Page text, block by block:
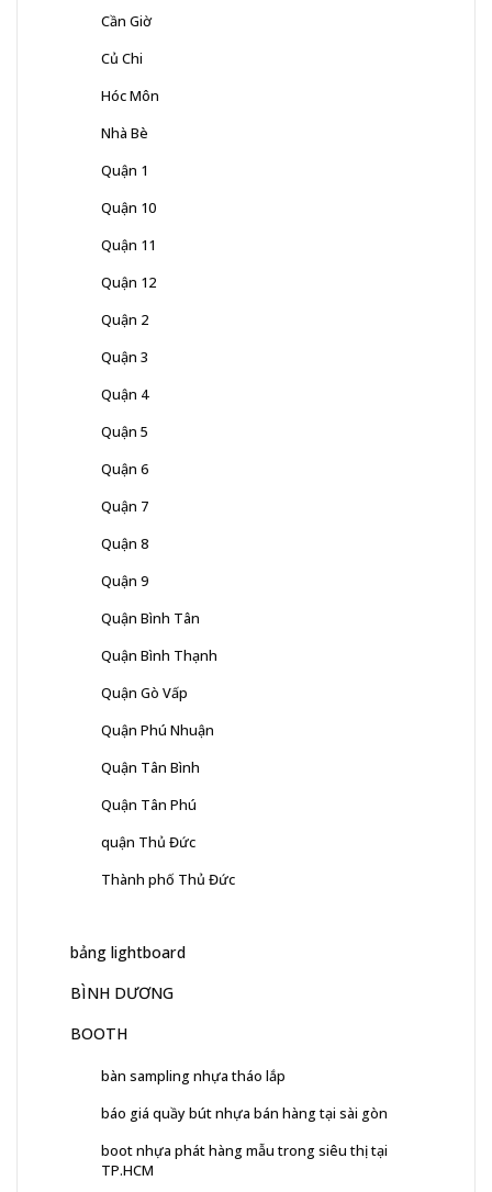
Cần Giờ
Củ Chi
Hóc Môn
Nhà Bè
Quận 1
Quận 10
Quận 11
Quận 12
Quận 2
Quận 3
Quận 4
Quận 5
Quận 6
Quận 7
Quận 8
Quận 9
Quận Bình Tân
Quận Bình Thạnh
Quận Gò Vấp
Quận Phú Nhuận
Quận Tân Bình
Quận Tân Phú
quận Thủ Đức
Thành phố Thủ Đức
bảng lightboard
BÌNH DƯƠNG
BOOTH
bàn sampling nhựa tháo lắp
báo giá quầy bút nhựa bán hàng tại sài gòn
boot nhựa phát hàng mẫu trong siêu thị tại
TP.HCM